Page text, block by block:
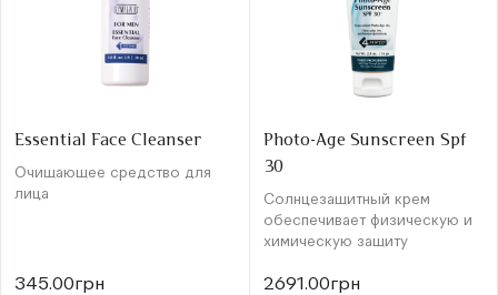
Essential Face Cleanser
Очищающее средство для
лица
345.00грн
Photo-Age Sunscreen Spf
30
Солнцезащитный крем
обеспечивает физическую и
химическую защиту
2691.00грн